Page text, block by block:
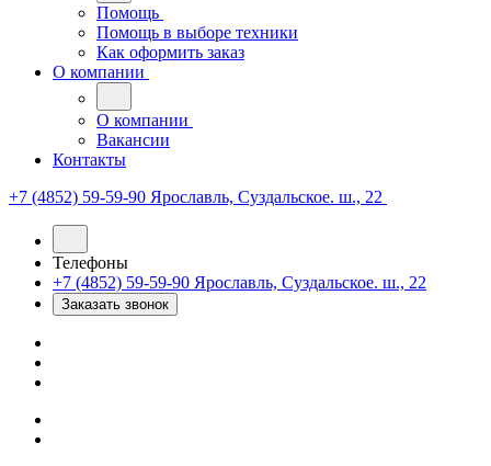
Помощь
Помощь в выборе техники
Как оформить заказ
О компании
О компании
Вакансии
Контакты
+7 (4852) 59-59-90 Ярославль, Суздальское. ш., 22
Телефоны
+7 (4852) 59-59-90 Ярославль, Суздальское. ш., 22
Заказать звонок